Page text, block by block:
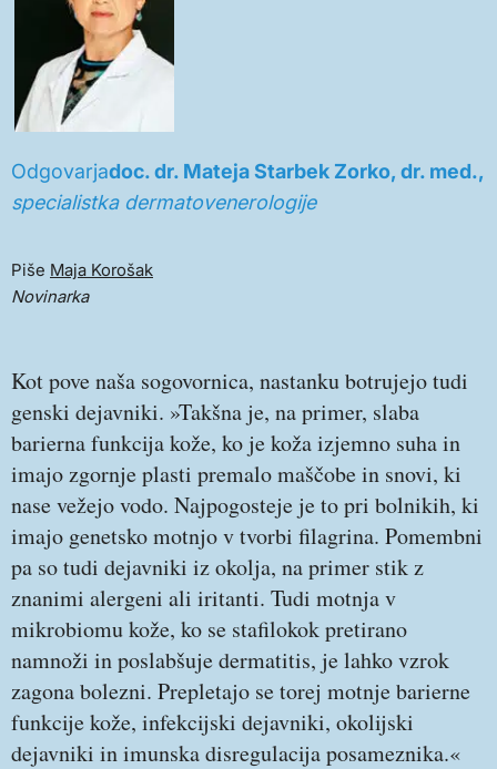
Odgovarjadoc. dr. Mateja Starbek Zorko, dr. med.,
specialistka dermatovenerologije
Piše Maja Korošak
Novinarka
Kot pove naša sogovornica, nastanku botrujejo tudi
genski dejavniki. »Takšna je, na primer, slaba
barierna funkcija kože, ko je koža izjemno suha in
imajo zgornje plasti premalo maščobe in snovi, ki
nase vežejo vodo. Najpogosteje je to pri bolnikih, ki
imajo genetsko motnjo v tvorbi filagrina. Pomembni
pa so tudi dejavniki iz okolja, na primer stik z
znanimi alergeni ali iritanti. Tudi motnja v
mikrobiomu kože, ko se stafilokok pretirano
namnoži in poslabšuje dermatitis, je lahko vzrok
zagona bolezni. Prepletajo se torej motnje barierne
funkcije kože, infekcijski dejavniki, okolijski
dejavniki in imunska disregulacija posameznika.«